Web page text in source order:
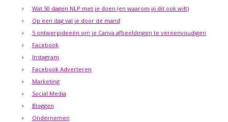
Wat 50 dagen NLP met je doen (en waarom jij dit ook wilt)
Op een dag val je door de mand
5 ontwerpideeën om je Canva afbeeldingen te vereenvoudigen
Facebook
Instagram
Facebook Adverteren
Marketing
Social Media
Bloggen
Ondernemen